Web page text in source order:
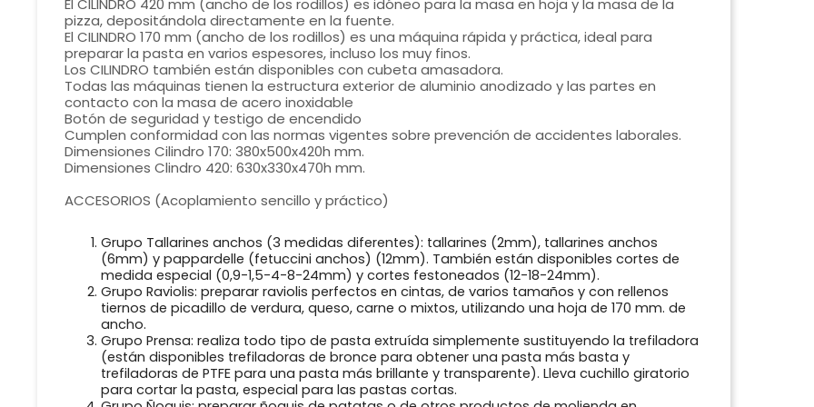
El CILINDRO 420 mm (ancho de los rodillos) es idóneo para la masa en hoja y la masa de la
pizza, depositándola directamente en la fuente.
El CILINDRO 170 mm (ancho de los rodillos) es una máquina rápida y práctica, ideal para
preparar la pasta en varios espesores, incluso los muy finos.
Los CILINDRO también están disponibles con cubeta amasadora.
Todas las máquinas tienen la estructura exterior de aluminio anodizado y las partes en
contacto con la masa de acero inoxidable
Botón de seguridad y testigo de encendido
Cumplen conformidad con las normas vigentes sobre prevención de accidentes laborales.
Dimensiones Cilindro 170: 380x500x420h mm.
Dimensiones Clindro 420: 630x330x470h mm.
ACCESORIOS (Acoplamiento sencillo y práctico)
Grupo Tallarines anchos (3 medidas diferentes): tallarines (2mm), tallarines anchos
(6mm) y pappardelle (fetuccini anchos) (12mm). También están disponibles cortes de
medida especial (0,9-1,5-4-8-24mm) y cortes festoneados (12-18-24mm).
Grupo Raviolis: preparar raviolis perfectos en cintas, de varios tamaños y con rellenos
tiernos de picadillo de verdura, queso, carne o mixtos, utilizando una hoja de 170 mm. de
ancho.
Grupo Prensa: realiza todo tipo de pasta extruída simplemente sustituyendo la trefiladora
(están disponibles trefiladoras de bronce para obtener una pasta más basta y
trefiladoras de PTFE para una pasta más brillante y transparente). Lleva cuchillo giratorio
para cortar la pasta, especial para las pastas cortas.